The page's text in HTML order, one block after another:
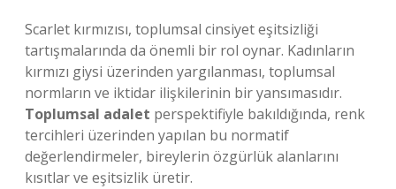
Scarlet kırmızısı, toplumsal cinsiyet eşitsizliği
tartışmalarında da önemli bir rol oynar. Kadınların
kırmızı giysi üzerinden yargılanması, toplumsal
normların ve iktidar ilişkilerinin bir yansımasıdır.
Toplumsal adalet perspektifiyle bakıldığında, renk
tercihleri üzerinden yapılan bu normatif
değerlendirmeler, bireylerin özgürlük alanlarını
kısıtlar ve eşitsizlik üretir.